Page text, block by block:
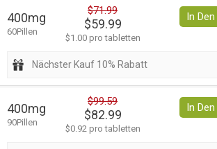
400mg
60Pillen
$71.99
$59.99
$1.00 pro tabletten
In
Nächster Kauf 10% Rabatt
400mg
90Pillen
$99.59
$82.99
$0.92 pro tabletten
In